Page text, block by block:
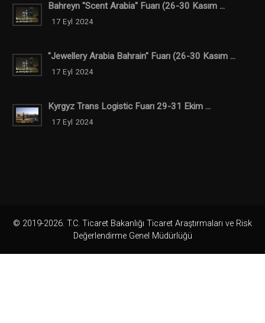
Bahreyn "Scent Arabia" Fuarı (26-30 Kasım ...
17 Eyl 2024
"Jewellery Arabia Bahrain" Fuarı (26-30 Kasım ...
17 Eyl 2024
Kyrgyz Trans Logistic Fuarı 29-31 Ekim ...
17 Eyl 2024
© 2019-2026. T.C. Ticaret Bakanlığı Ticaret Araştırmaları ve Risk
Değerlendirme Genel Müdürlüğü